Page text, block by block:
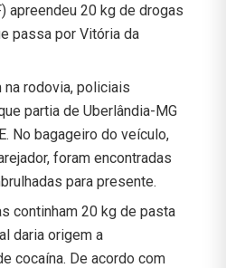
apreendeu 20 kg de drogas
passa por Vitória da
na rodovia, policiais
partia de Uberlândia-MG
No bagageiro do veículo,
foram encontradas
para presente.
continham 20 kg de pasta
daria origem a
cocaína. De acordo com